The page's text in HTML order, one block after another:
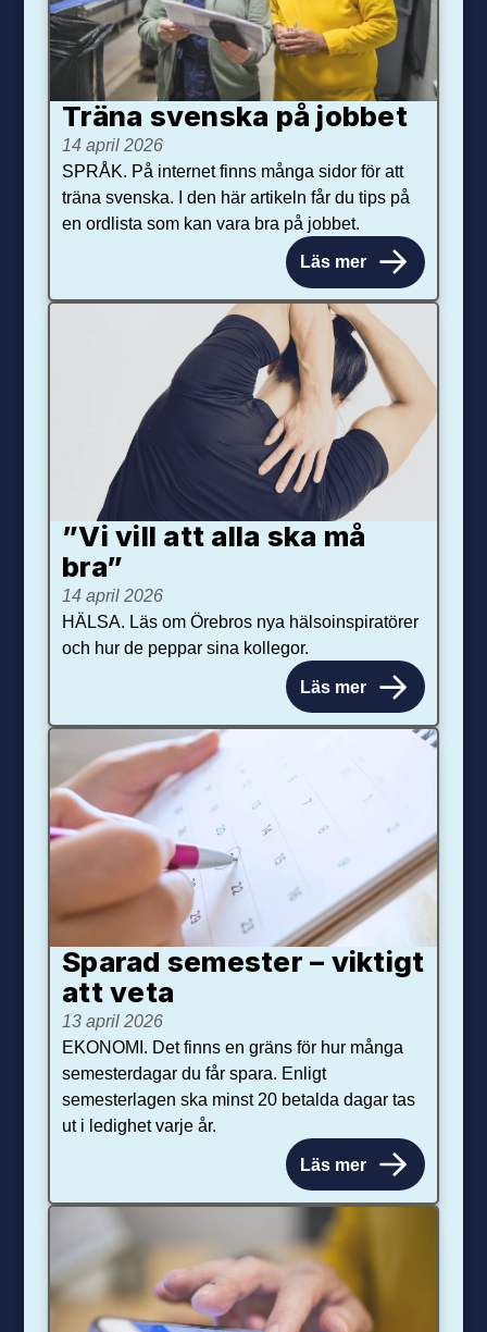
Träna svenska på jobbet
14 april 2026
SPRÅK. På internet finns många sidor för att
träna svenska. I den här artikeln får du tips på
en ordlista som kan vara bra på jobbet.
Läs mer
”Vi vill att alla ska må
bra”
14 april 2026
HÄLSA. Läs om Örebros nya hälsoinspiratörer
och hur de peppar sina kollegor.
Läs mer
Sparad semester – viktigt
att veta
13 april 2026
EKONOMI. Det finns en gräns för hur många
semesterdagar du får spara. Enligt
semesterlagen ska minst 20 betalda dagar tas
ut i ledighet varje år.
Läs mer